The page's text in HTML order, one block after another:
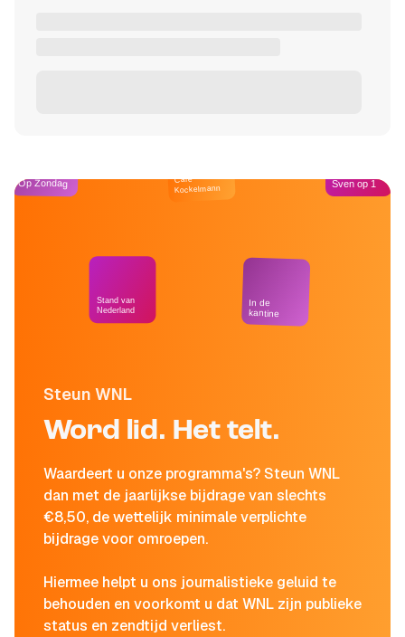
Steun WNL
Word lid. Het telt.
Waardeert u onze programma's? Steun WNL
dan met de jaarlijkse bijdrage van slechts
€8,50, de wettelijk minimale verplichte
bijdrage voor omroepen.
Hiermee helpt u ons journalistieke geluid te
behouden en voorkomt u dat WNL zijn publieke
status en zendtijd verliest.
Op Zondag
Stand van
Nederland
Café
Kockelmann
In de
kantine
Sven op 1